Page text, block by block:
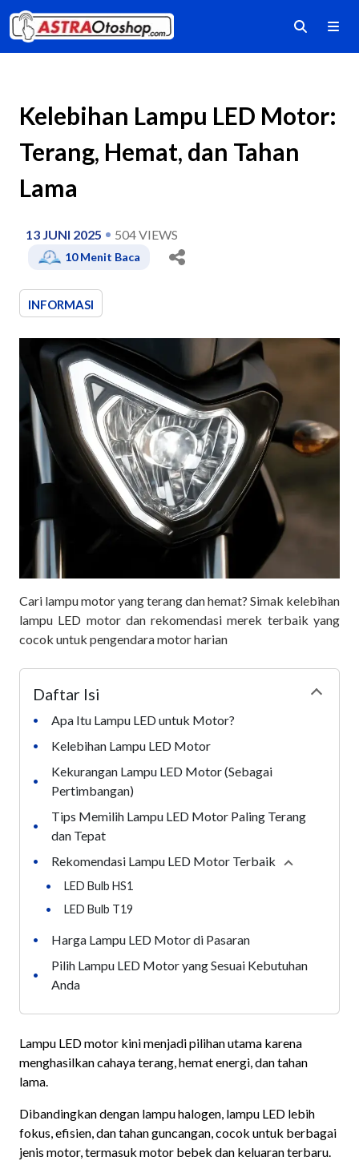
Kelebihan Lampu LED Motor:
Terang, Hemat, dan Tahan
Lama
13 JUNI 2025 504VIEWS
10Menit Baca
INFORMASI
Cari lampu motor yang terang dan hemat? Simak kelebihan
lampu LED motor dan rekomendasi merek terbaik yang
cocok untuk pengendara motor harian
Daftar Isi
•
Apa Itu Lampu LED untuk Motor?
• Kelebihan Lampu LED Motor
•
Kekurangan Lampu LED Motor (Sebagai
Pertimbangan)
•
Tips Memilih Lampu LED Motor Paling Terang
dan Tepat
• Rekomendasi Lampu LED Motor Terbaik Collapse
•
LED Bulb HS1
•
LED Bulb T19
• Harga Lampu LED Motor di Pasaran
•
Pilih Lampu LED Motor yang Sesuai Kebutuhan
Anda
Lampu LED motor kini menjadi pilihan utama karena
menghasilkan cahaya terang, hemat energi, dan tahan
lama.
Dibandingkan dengan lampu halogen, lampu LED lebih
fokus, efisien, dan tahan guncangan, cocok untuk berbagai
jenis motor, termasuk motor bebek dan keluaran terbaru.